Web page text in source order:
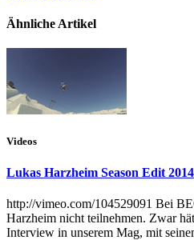
Ähnliche Artikel
Videos
Lukas Harzheim Season Edit 2014
http://vimeo.com/104529091 Bei
Harzheim nicht teilnehmen. Zwar
Interview in unserem Mag, mit